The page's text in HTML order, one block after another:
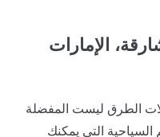
الإمارات
الطرق ليست المفضلة
السياحية التي يمكنك